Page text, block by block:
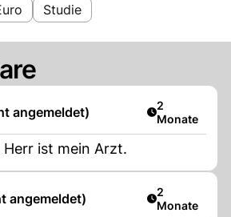
Studie
angemeldet) Artikel
2
Monate
ist mein Arzt.
angemeldet) Artikel
2
Monate